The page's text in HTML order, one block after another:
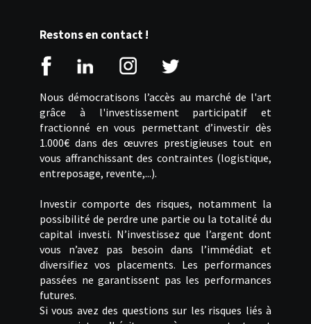
Restons en contact !
Nous démocratisons l’accès au marché de l'art
grâce à l'investissement participatif et
fractionné en vous permettant d’investir dès
1.000€ dans des œuvres prestigieuses tout en
vous affranchissant des contraintes (logistique,
entreposage, revente,...).
Investir comporte des risques, notamment la
possibilité de perdre une partie ou la totalité du
capital investi. N’investissez que l’argent dont
vous n’avez pas besoin dans l’immédiat et
diversifiez vos placements. Les performances
passées ne garantissent pas les performances
futures.
Si vous avez des questions sur les risques liés à